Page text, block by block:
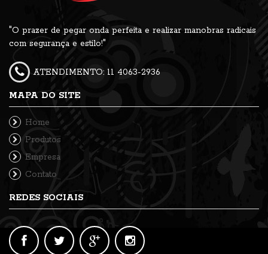
"O prazer de pegar onda perfeita e realizar manobras radicais
com segurança e estilo!"
ATENDIMENTO: 11 4063-2936
MAPA DO SITE
Home
Produtos
Empresa
Contato
REDES SOCIAIS